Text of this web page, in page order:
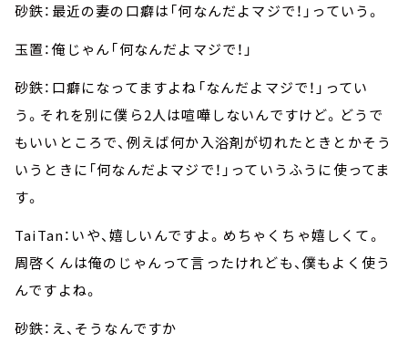
砂鉄：最近の妻の口癖は「何なんだよマジで！」っていう。
玉置：俺じゃん「何なんだよマジで！」
砂鉄：口癖になってますよね「なんだよマジで！」ってい
う。それを別に僕ら2人は喧嘩しないんですけど。どうで
もいいところで、例えば何か入浴剤が切れたときとかそう
いうときに「何なんだよマジで！」っていうふうに使ってま
す。
TaiTan：いや、嬉しいんですよ。めちゃくちゃ嬉しくて。
周啓くんは俺のじゃんって言ったけれども、僕もよく使う
んですよね。
砂鉄：え、そうなんですか